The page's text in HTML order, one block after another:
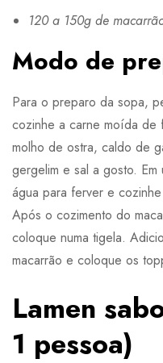
120 a 150g de
Modo de
Para o preparo da sopa,
cozinhe a carne moída de
molho de ostra, caldo de
gergelim e sal a gosto.
água para ferver e
Após o cozimento do
coloque numa tigela.
macarrão e coloque os
Lamen
1 pessoa)